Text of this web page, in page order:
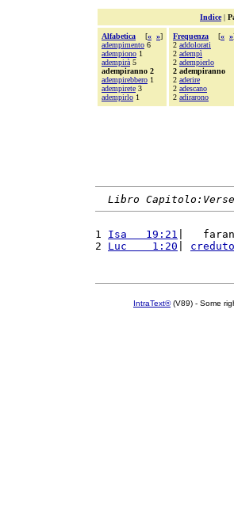
Indice|
Alfabetica [« »]
adempimento 6
adempiono 1
adempirà 5
adempiranno 2
adempirebbero 1
adempirete 3
adempirlo 1
Frequenza [« »
2 addolorati
2 adempì
2 adempierlo
2 adempiranno
2 aderire
2 adescano
2 adirarono
Libro
1 Isa   19:21 |
2 Luc    1:20 creduto
IntraText®(V89) - Some